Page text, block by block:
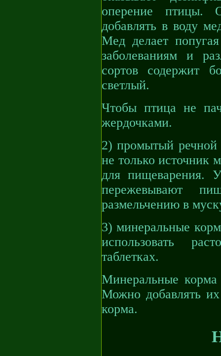
оперение птицы.
добавлять в воду
Мед делает
заболеваниям и
сортов содержит
светлый.
Чтобы птица не
жердочками.
2) промытый речной
не только источник
для пищеварения.
пережевывают
размельчению в
3) минеральные
использовать
таблетках.
Минеральные корма
Можно добавлять
корма.